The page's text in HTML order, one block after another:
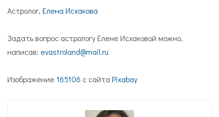
Астролог, Елена Исхакова
Задать вопрос астрологу Елене Исхаковой можно,
написав: evastroland@mail.ru
Изображение165106 с сайта Pixabay